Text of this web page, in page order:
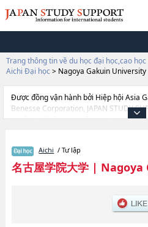
Trang thông tin về du học đại học,cao học
Aichi Đại học > Nagoya Gakuin University
Được đồng vận hành bởi Hiệp hội Asia
Benesse Corporation, JAPAN STUDY
khoảng 1.300 trường đại học, cao học,
thông tin cần thiết dành cho du học sinh,
EconomicshoặcNgành
Sports and HealthhoặcNgành
học, thông tin liên quan đến thi tuyển
trúng tuyển, cở sở trang thiết bị, hướng
Aichi / Tư lập
名古屋学院大学| Nagoya